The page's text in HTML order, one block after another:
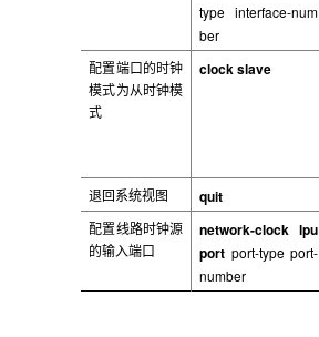
type interface-num
ber
配置端口的时钟
模式为从时钟模
式
clock slave
退回系统视图 quit
配置线路时钟源
的输入端口
network-clock lpu
port port-type port-
number